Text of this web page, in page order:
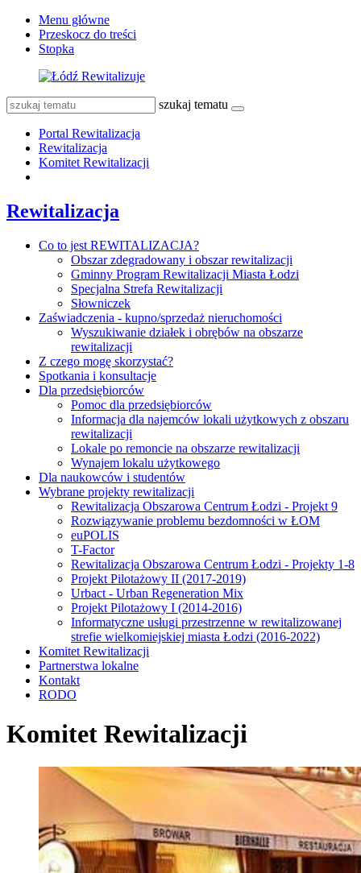
Menu główne
Przeskocz do treści
Stopka
szukaj tematu
Portal Rewitalizacja
Rewitalizacja
Komitet Rewitalizacji
Rewitalizacja
Co to jest REWITALIZACJA?
Obszar zdegradowany i obszar rewitalizacji
Gminny Program Rewitalizacji Miasta Łodzi
Specjalna Strefa Rewitalizacji
Słowniczek
Zaświadczenia - kupno/sprzedaż nieruchomości
Wyszukiwanie działek i obrębów na obszarze
rewitalizacji
Z czego mogę skorzystać?
Spotkania i konsultacje
Dla przedsiębiorców
Pomoc dla przedsiębiorców
Informacja dla najemców lokali użytkowych z obszaru
rewitalizacji
Lokale po remoncie na obszarze rewitalizacji
Wynajem lokalu użytkowego
Dla naukowców i studentów
Wybrane projekty rewitalizacji
Rewitalizacja Obszarowa Centrum Łodzi - Projekt 9
Rozwiązywanie problemu bezdomności w ŁOM
euPOLIS
T-Factor
Rewitalizacja Obszarowa Centrum Łodzi - Projekty 1-8
Projekt Pilotażowy II (2017-2019)
Urbact - Urban Regeneration Mix
Projekt Pilotażowy I (2014-2016)
Informatyczne usługi przestrzenne w rewitalizowanej
strefie wielkomiejskiej miasta Łodzi (2016-2022)
Komitet Rewitalizacji
Partnerstwa lokalne
Kontakt
RODO
Komitet Rewitalizacji